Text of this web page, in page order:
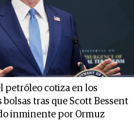
petróleo cotiza en los
bolsas tras que Scott Bessent
inminente por Ormuz